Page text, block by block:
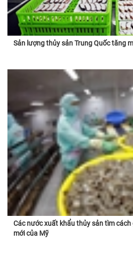
Sản lượng thủy sản Trung Quốc tăng
Các nước xuất khẩu thủy sản tìm
mới của Mỹ